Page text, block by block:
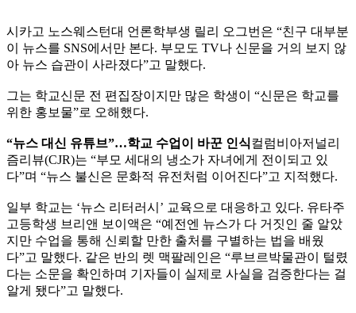
시카고 노스웨스턴대 언론학부생 릴리 오그번은 “친구 대부분
이 뉴스를 SNS에서만 본다. 부모도 TV나 신문을 거의 보지 않
아 뉴스 습관이 사라졌다”고 말했다.
그는 학교신문 전 편집장이지만 많은 학생이 “신문은 학교를
위한 홍보물”로 오해했다.
“뉴스 대신 유튜브”…학교 수업이 바꾼 인식컬럼비아저널리
즘리뷰(CJR)는 “부모 세대의 냉소가 자녀에게 전이되고 있
다”며 “뉴스 불신은 문화적 유전처럼 이어진다”고 지적했다.
일부 학교는 ‘뉴스 리터러시’ 교육으로 대응하고 있다. 유타주
고등학생 브리앤 보이액은 “예전엔 뉴스가 다 거짓인 줄 알았
지만 수업을 통해 신뢰할 만한 출처를 구별하는 법을 배웠
다”고 말했다. 같은 반의 렛 맥팔레인은 “루브르박물관이 털렸
다는 소문을 확인하며 기자들이 실제로 사실을 검증한다는 걸
알게 됐다”고 말했다.